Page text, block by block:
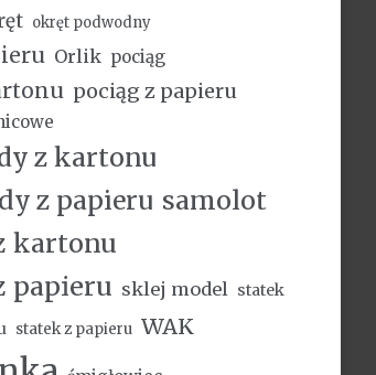
okręt podwodny
Orlik pociąg
pociąg z papieru
z kartonu
z papieru samolot
kartonu
papieru sklej model
statek
statek z papieru WAK